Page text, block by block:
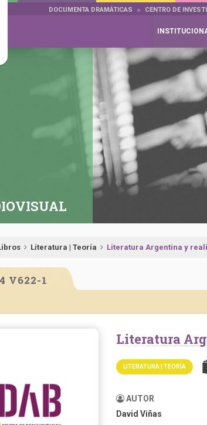
DOCUMENTA DRAMÁTICAS CENTRO DE
Literatura | Teoría Literatura Argentina y
V622-1
Literatura
LITERATURA | TEORÍA
AUTOR
David Viñas